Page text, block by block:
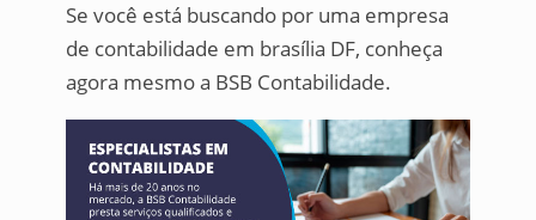
Se você está buscando por uma empresa
de contabilidade em brasília DF, conheça
agora mesmo a BSB Contabilidade.